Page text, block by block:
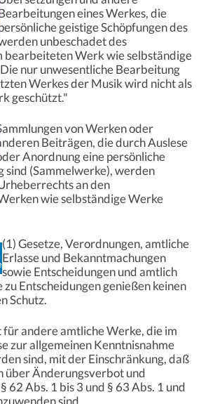
eines Werkes, die
geistige Schöpfungen des
unbeschadet des
bearbeiteten Werk wie selbständige
nur unwesentliche Bearbeitung
Werkes der Musik wird nicht als
geschützt."
von Werken oder
Beiträgen, die durch Auslese
Anordnung eine persönliche
sind (Sammelwerke), werden
an den
wie selbständige Werke
(1) Gesetze, Verordnungen, amtliche
Erlasse und Bekanntmachungen
sowie Entscheidungen und amtlich
Entscheidungen genießen keinen
Schutz.
für andere amtliche Werke, die im
zur allgemeinen Kenntnisnahme
sind, mit der Einschränkung, daß
über Änderungsverbot und
62 Abs. 1 bis 3 und § 63 Abs. 1 und